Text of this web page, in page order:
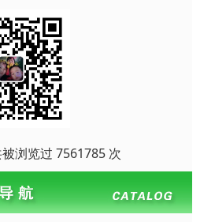
浏览过 7561785 次